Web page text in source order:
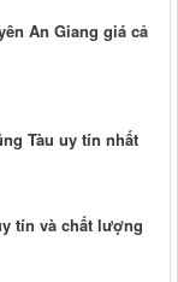
An Giang giá cả
Tàu uy tín nhất
tín và chất lượng